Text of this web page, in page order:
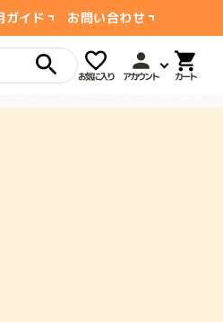
ガイド お問い合わせ
アカウント
お気に入り